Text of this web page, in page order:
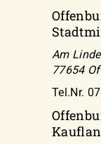
Am
77654
Tel.Nr.